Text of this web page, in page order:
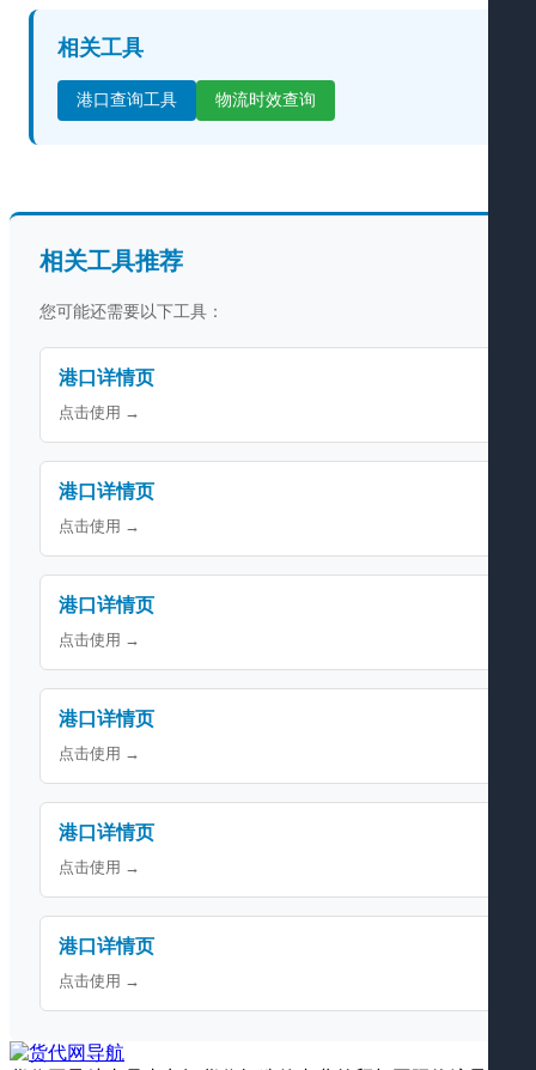
相关工具
港口查询工具 物流时效查询
相关工具推荐
您可能还需要以下工具：
港口详情页
点击使用 →
港口详情页
点击使用 →
港口详情页
点击使用 →
港口详情页
点击使用 →
港口详情页
点击使用 →
港口详情页
点击使用 →